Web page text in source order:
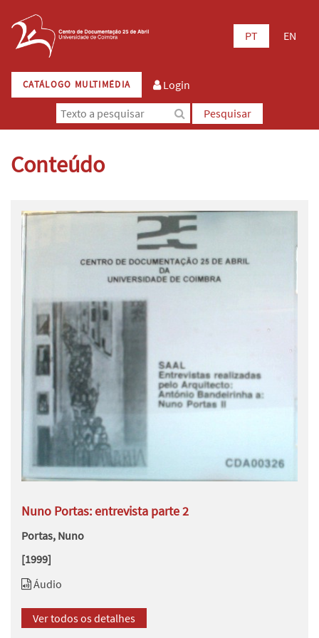
PT EN
CATÁLOGO MULTIMÉDIA
Login
Pesquisar
Conteúdo
Nuno Portas: entrevista parte 2
Portas, Nuno
[1999]
Áudio
Ver todos os detalhes